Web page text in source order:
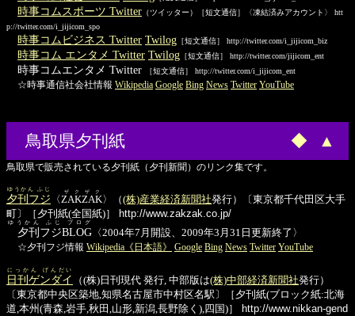
時事コムスポーツ Twitter （ツイッター）［短文通信］〈凍結済みアカウント〉 htt
p://twitter.com/i_jijicom_spo
時事コムビジネス Twitter Twilog ［短文通信］ http://twitter.com/i_jijicom_biz
時事コム エンタメ Twitter Twilog ［短文通信］ http://twitter.com/jijicom_ent
時事コムエンタメ Twitter ［短文通信］ http://twitter.com/i_jijicom_ent
☆時事通信社会社情報 Wikipedia Google Bing News Twitter YouTube
鳥取県夕刊紙 ◆ ▲
鳥取県で販売されている夕刊紙（夕刊新聞）のリンク集です。
夕刊フジ
ゆうかん ふじ
〈 ZAKZAK
ザクザク
〉（(株)産業経済新聞社発行）〔東京都千代田区大手
町〕［夕刊紙(全国紙)］
http://www.zakzak.co.jp/
夕刊フジBLOG
ゆうかん ふじ ブログ
〈2004年7月開設、2009年3月31日更新終了〉
☆夕刊フジ情報 Wikipedia《日本語》 Google Bing News Twitter YouTube
日刊ゲンダイ
にっかん げんだい
（(株)日刊現代 発行, 中部版は(株)中部経済新聞社発行）
〔東京都中央区築地,知県名古屋市中村区名駅〕［夕刊紙(ブロック紙:北海
道,本州(青森,岩手,秋田,山形,新潟,長野除く),四国)］
http://www.nikkan-gend